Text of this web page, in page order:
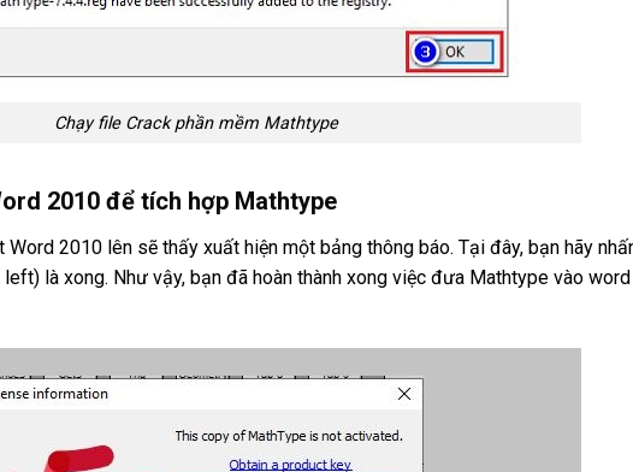
Chạy file Crack phần mềm Mathtype
2010 để tích hợp Mathtype
2010 lên sẽ thấy xuất hiện một bảng thông báo. Tại đây, bạn hãy
là xong. Như vậy, bạn đã hoàn thành xong việc đưa Mathtype vào word